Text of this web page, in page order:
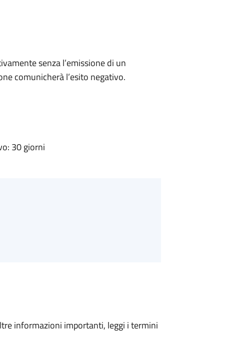
senza l’emissione di un
comunicherà l’esito negativo.
30 giorni
informazioni importanti, leggi i termini